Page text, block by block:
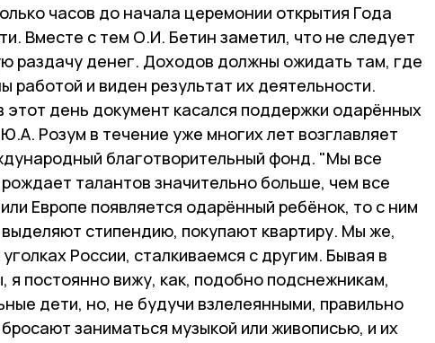
часов до начала церемонии открытия Года
Вместе с тем О.И. Бетин заметил, что не следует
раздачу денег. Доходов должны ожидать там, где
работой и виден результат их деятельности.
день документ касался поддержки одарённых
Розум в течение уже многих лет возглавляет
благотворительный фонд. "Мы все
талантов значительно больше, чем все
Европе появляется одарённый ребёнок, то с ним
стипендию, покупают квартиру. Мы же,
России, сталкиваемся с другим. Бывая в
я постоянно вижу, как, подобно подснежникам,
дети, но, не будучи взлелеянными, правильно
заниматься музыкой или живописью, и их